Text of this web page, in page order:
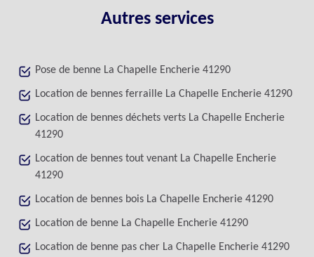
Autres services
Pose de benne La Chapelle Encherie 41290
Location de bennes ferraille La Chapelle Encherie 41290
Location de bennes déchets verts La Chapelle Encherie
41290
Location de bennes tout venant La Chapelle Encherie
41290
Location de bennes bois La Chapelle Encherie 41290
Location de benne La Chapelle Encherie 41290
Location de benne pas cher La Chapelle Encherie 41290